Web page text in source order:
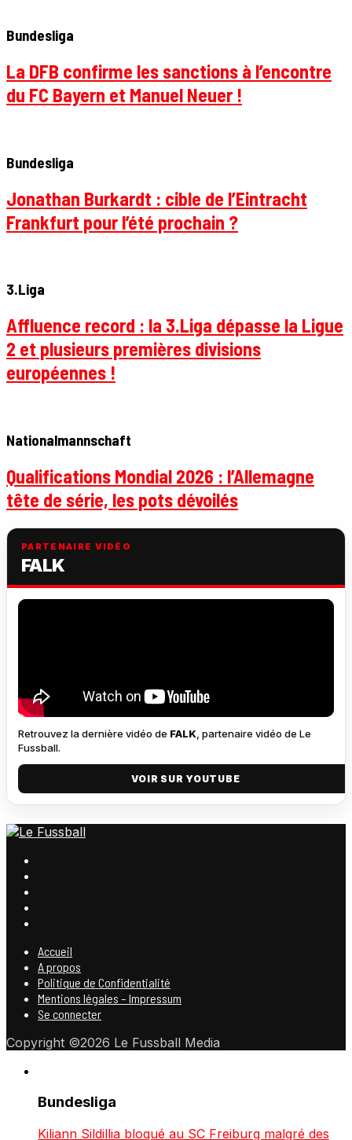
Bundesliga
La DFB confirme les sanctions à l’encontre
du FC Bayern et Manuel Neuer !
Bundesliga
Jonathan Burkardt : cible de l’Eintracht
Frankfurt pour l’été prochain ?
3.Liga
Affluence record : la 3.Liga dépasse la Ligue
2 et plusieurs premières divisions
européennes !
Nationalmannschaft
Qualifications Mondial 2026 : l’Allemagne
tête de série, les pots dévoilés
PARTENAIRE VIDÉO
FALK
Retrouvez la dernière vidéo de FALK , partenaire vidéo de Le
Fussball.
VOIR SUR YOUTUBE
Accueil
A propos
Politique de Confidentialité
Mentions légales – Impressum
Se connecter
Copyright ©2026 Le Fussball Media
Bundesliga
Kiliann Sildillia bloqué au SC Freiburg malgré des